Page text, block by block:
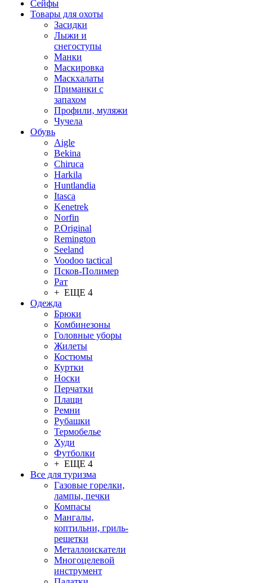
Сейфы
Товары для охоты
Засидки
Лыжи и
снегоступы
Манки
Маскировка
Маскхалаты
Приманки с
запахом
Профили, муляжи
Чучела
Обувь
Aigle
Bekina
Chiruсa
Harkila
Huntlandia
Itasca
Kenetrek
Norfin
P.Original
Remington
Seeland
Voodoo tactical
Псков-Полимер
Рат
+ ЕЩЕ 4
Одежда
Брюки
Комбинезоны
Головные уборы
Жилеты
Костюмы
Куртки
Носки
Перчатки
Плащи
Ремни
Рубашки
Термобелье
Худи
Футболки
+ ЕЩЕ 4
Все для туризма
Газовые горелки,
лампы, печки
Компасы
Мангалы,
коптильни, гриль-
решетки
Металлоискатели
Многоцелевой
инструмент